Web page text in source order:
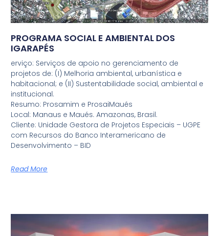
PROGRAMA SOCIAL E AMBIENTAL DOS
IGARAPÉS
erviço: Serviços de apoio no gerenciamento de
projetos de: (I) Melhoria ambiental, urbanística e
habitacional; e (II) Sustentabilidade social, ambiental e
institucional.
Resumo: Prosamim e ProsaiMaués
Local: Manaus e Maués. Amazonas, Brasil.
Cliente: Unidade Gestora de Projetos Especiais – UGPE
com Recursos do Banco Interamericano de
Desenvolvimento – BID
Read More